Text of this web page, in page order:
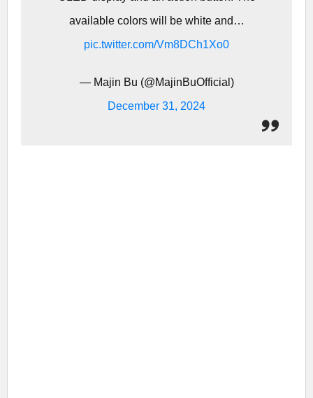
available colors will be white and…
pic.twitter.com/Vm8DCh1Xo0
— Majin Bu (@MajinBuOfficial)
December 31, 2024